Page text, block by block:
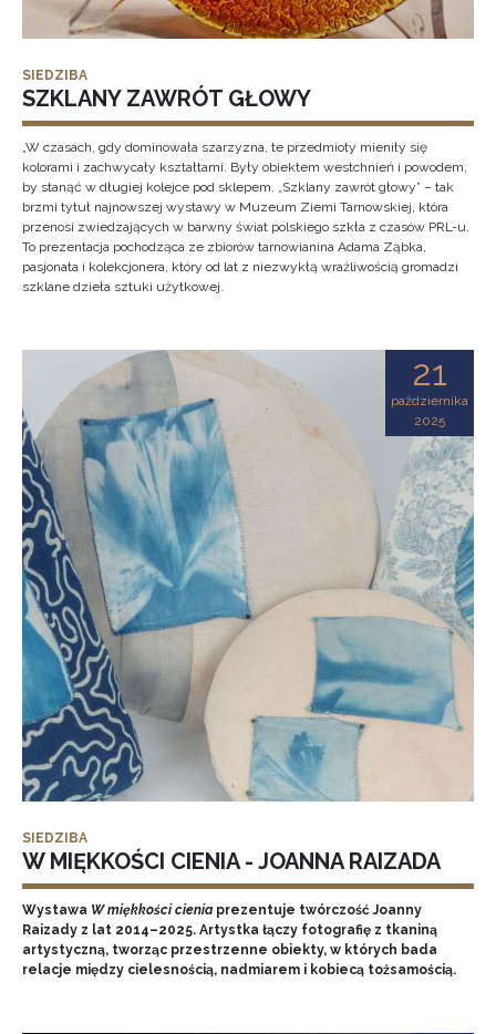
SIEDZIBA
SZKLANY ZAWRÓT GŁOWY
„W czasach, gdy dominowała szarzyzna, te przedmioty mieniły się
kolorami i zachwycały kształtami. Były obiektem westchnień i powodem,
by stanąć w długiej kolejce pod sklepem. „Szklany zawrót głowy” – tak
brzmi tytuł najnowszej wystawy w Muzeum Ziemi Tarnowskiej, która
przenosi zwiedzających w barwny świat polskiego szkła z czasów PRL-u.
To prezentacja pochodząca ze zbiorów tarnowianina Adama Ząbka,
pasjonata i kolekcjonera, który od lat z niezwykłą wrażliwością gromadzi
szklane dzieła sztuki użytkowej.
21
października
2025
SIEDZIBA
W MIĘKKOŚCI CIENIA - JOANNA RAIZADA
Wystawa W miękkości cieniaprezentuje twórczość Joanny
Raizady z lat 2014–2025. Artystka łączy fotografię z tkaniną
artystyczną, tworząc przestrzenne obiekty, w których bada
relacje między cielesnością, nadmiarem i kobiecą tożsamością.